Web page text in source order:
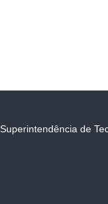
Superintendência de